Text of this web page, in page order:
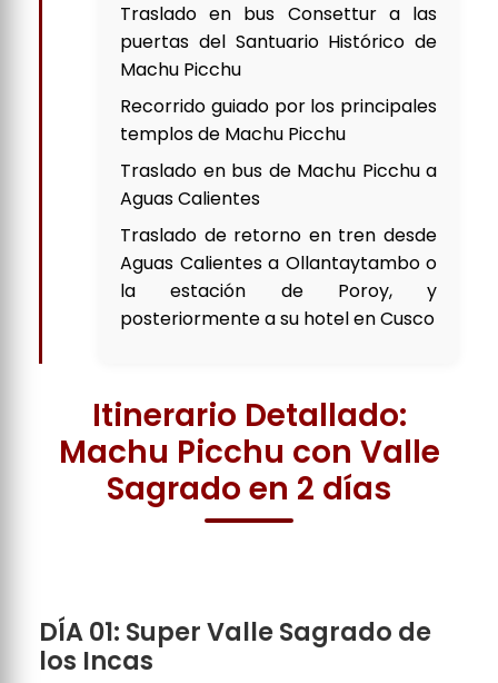
Traslado en bus Consettur a las
puertas del Santuario Histórico de
Machu Picchu
Recorrido guiado por los principales
templos de Machu Picchu
Traslado en bus de Machu Picchu a
Aguas Calientes
Traslado de retorno en tren desde
Aguas Calientes a Ollantaytambo o
la estación de Poroy, y
posteriormente a su hotel en Cusco
Itinerario Detallado:
Machu Picchu con Valle
Sagrado en 2 días
DÍA 01: Super Valle Sagrado de
los Incas